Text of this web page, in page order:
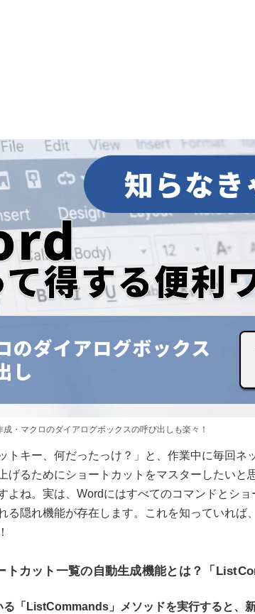
・マクロのダイアログボックスの呼び出しも楽々！
トキー、何だったっけ？」と、作業中に毎回ネ
げるためにショートカットをマスターしたいと
よね。実は、Wordにはすべてのコマンドとシ
る隠れ機能が存在します。これを知っていれば
トカット一覧の自動生成機能とは？「
「ListCommands」メソッドを実行すると、